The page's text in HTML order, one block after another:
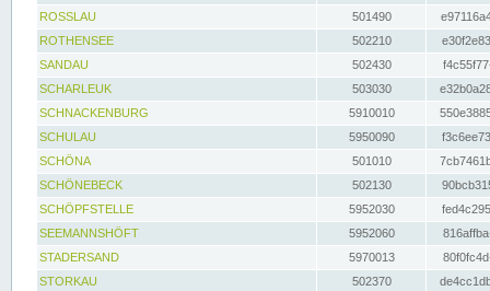
ROSSLAU
501490
ROTHENSEE
502210
SANDAU
502430
SCHARLEUK
503030
SCHNACKENBURG
5910010
SCHULAU
5950090
SCHÖNA
501010
SCHÖNEBECK
502130
SCHÖPFSTELLE
5952030
SEEMANNSHÖFT
5952060
STADERSAND
5970013
STORKAU
502370